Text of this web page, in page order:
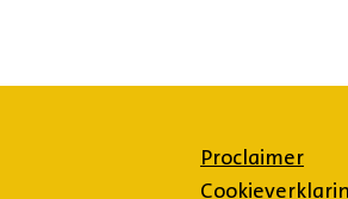
Proclaimer